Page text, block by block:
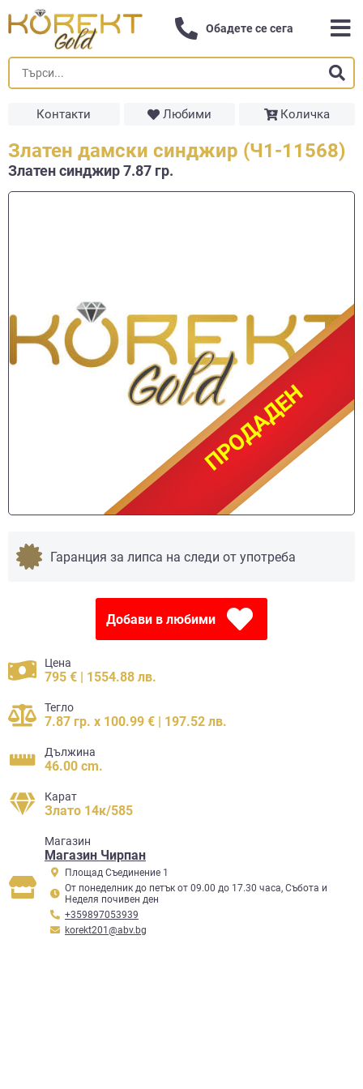
Обадете се сега
Контакти Любими Количка
Златен дамски синджир (Ч1-11568)
Златен синджир 7.87 гр.
ПРОДАДЕН
ПРОДАДЕН
Гаранция за липса на следи от употреба
Добави в любими
Цена
795 € | 1554.88 лв.
Тегло
7.87 гр. x 100.99 € | 197.52 лв.
Дължина
46.00 cm.
Карат
Злато 14к/585
Mагазин
Магазин Чирпан
Площад Съединение 1
От понеделник до петък от 09.00 до 17.30 часа, Събота и
Неделя почивен ден
+359897053939
korekt201@abv.bg